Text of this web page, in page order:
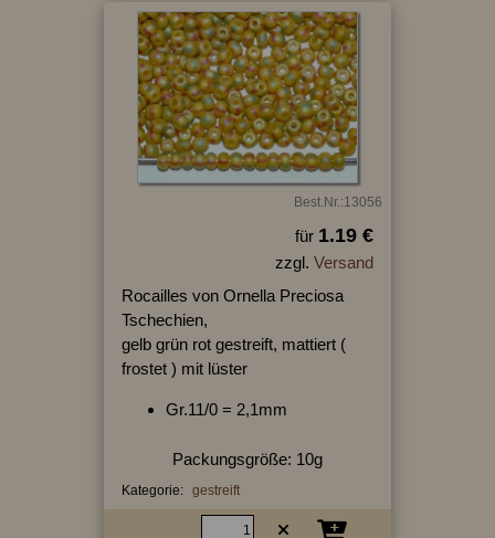
Best.Nr.:13056
für 1.19 €
zzgl. Versand
Rocailles von Ornella Preciosa
Tschechien,
gelb grün rot gestreift, mattiert (
frostet ) mit lüster
Gr.11/0 = 2,1mm
Packungsgröße: 10g
Kategorie: gestreift